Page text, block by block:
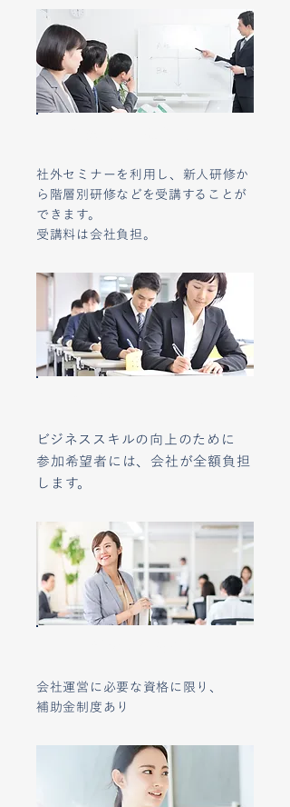
社外セミナーを利用し、新人研修か
ら階層別研修などを受講することが
できます。
受講料は会社負担。
ビジネススキルの向上のために
参加希望者には、会社が全額負担
します。
会社運営に必要な資格に限り、
補助金制度あり